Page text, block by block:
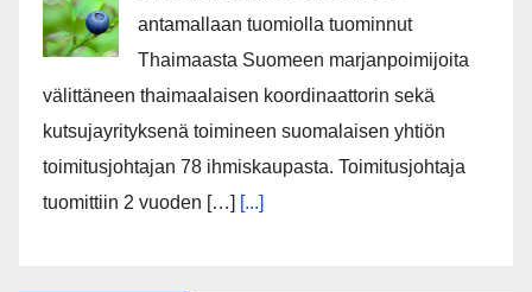
antamallaan tuomiolla tuominnut
Thaimaasta Suomeen marjanpoimijoita
välittäneen thaimaalaisen koordinaattorin sekä
kutsujayrityksenä toimineen suomalaisen yhtiön
toimitusjohtajan 78 ihmiskaupasta. Toimitusjohtaja
tuomittiin 2 vuoden […] [...]